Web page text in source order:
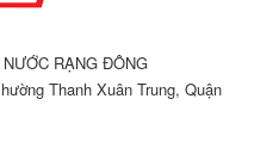
RẠNG ĐÔNG
Thanh Xuân Trung, Quận